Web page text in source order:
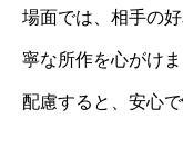
場面では、相手の
寧な所作を心がけ
配慮すると、安心